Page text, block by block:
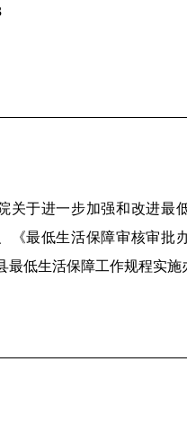
关于进一步加强和改进最
《最低生活保障审核审批
最低生活保障工作规程实施